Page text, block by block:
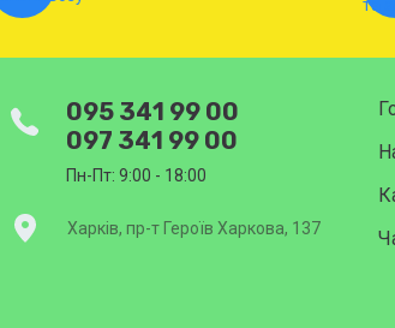
095 341 99 00
097 341 99 00
Пн-Пт: 9:00 - 18:00
Харків, пр-т Героїв Харкова, 137